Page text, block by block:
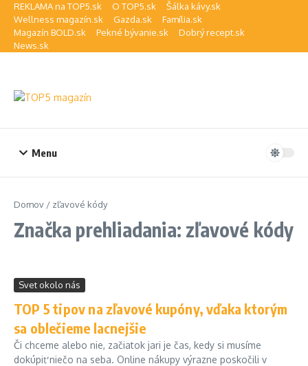
Preskočiť na obsah
REKLAMA na TOP5.sk O TOP5.sk
Šálka kávy.sk
Wellness magazín.sk
Gazda.sk
Família.sk
Magazín BOLD.sk
Pekné bývanie.sk
Dobrý recept.sk
News.sk
Menu
Domov / zľavové kódy
Značka prehliadania: zľavové kódy
Svet okolo nás
TOP 5 tipov na zľavové kupóny, vďaka ktorým
sa oblečieme lacnejšie
Či chceme alebo nie, začiatok jari je čas, kedy si musíme
dokúpiť niečo na seba. Online nákupy výrazne poskočili v